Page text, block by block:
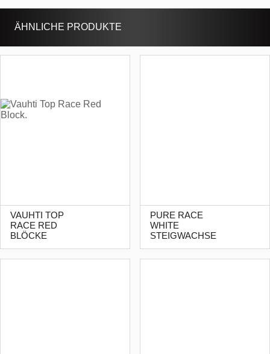
ÄHNLICHE PRODUKTE
VAUHTI TOP
RACE RED
BLÖCKE
PURE RACE
WHITE
STEIGWACHSE